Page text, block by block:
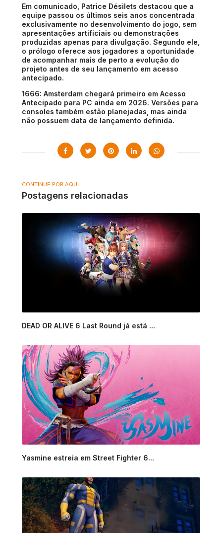
Em comunicado, Patrice Désilets destacou que a
equipe passou os últimos seis anos concentrada
exclusivamente no desenvolvimento do jogo, sem
apresentações artificiais ou demonstrações
produzidas apenas para divulgação. Segundo ele,
o prólogo oferece aos jogadores a oportunidade
de acompanhar mais de perto a evolução do
projeto antes de seu lançamento em acesso
antecipado.
1666: Amsterdam chegará primeiro em Acesso
Antecipado para PC ainda em 2026. Versões para
consoles também estão planejadas, mas ainda
não possuem data de lançamento definida.
CONTINUE POR AQUI
Postagens relacionadas
DEAD OR ALIVE 6 Last Round já está ...
Yasmine estreia em Street Fighter 6...